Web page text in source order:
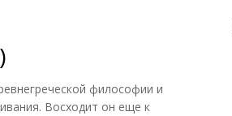
философии и
Восходит он еще к